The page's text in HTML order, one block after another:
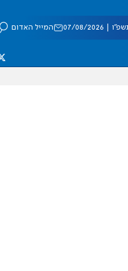
08/2026 המייל האדום